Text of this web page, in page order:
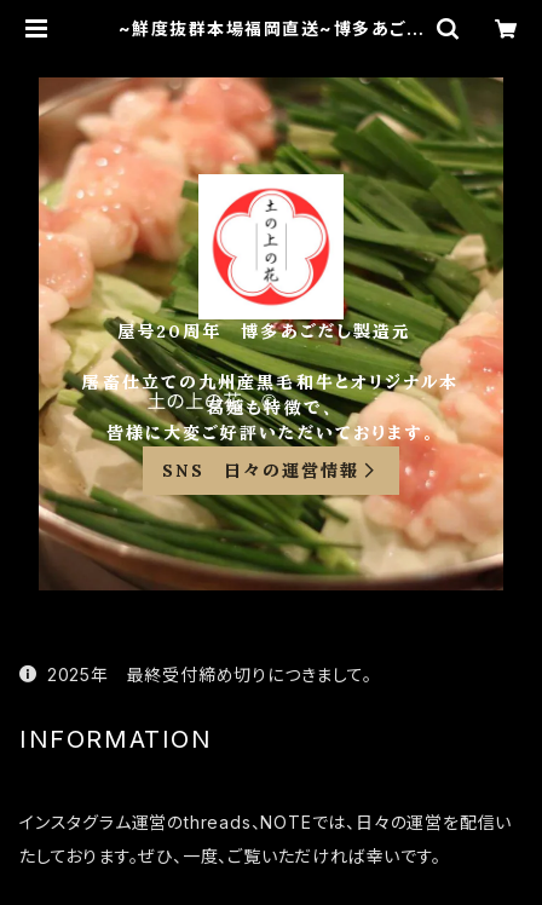
~鮮度抜群本場福岡直送~博多あごだ
屋号20周年 博多あごだし製造元
屠畜仕立ての九州産黒毛和牛とオリジナル本
葛麺も特徴で、
皆様に大変ご好評いただいております。
SNS 日々の運営情報
2025年 最終受付締め切りにつきまして。
INFORMATION
インスタグラム運営のthreads、NOTEでは、日々の運営を配信い
たしております。ぜひ、一度、ご覧いただければ幸いです。